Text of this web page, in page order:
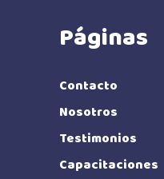
Páginas
Contacto
Nosotros
Testimonios
Capacitaciones